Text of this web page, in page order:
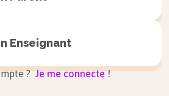
sont des espaces très
la principale menace est la
Enseignant
? Je me connecte !